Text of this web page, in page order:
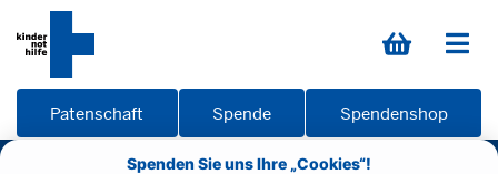
Spenden Sie uns Ihre „Cookies“!
Patenschaft Spende Spendenshop